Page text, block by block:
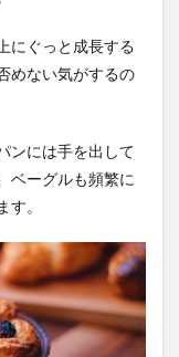
にぐっと成長する
めない気がするの
ンには手を出して
ベーグルも頻繁に
。